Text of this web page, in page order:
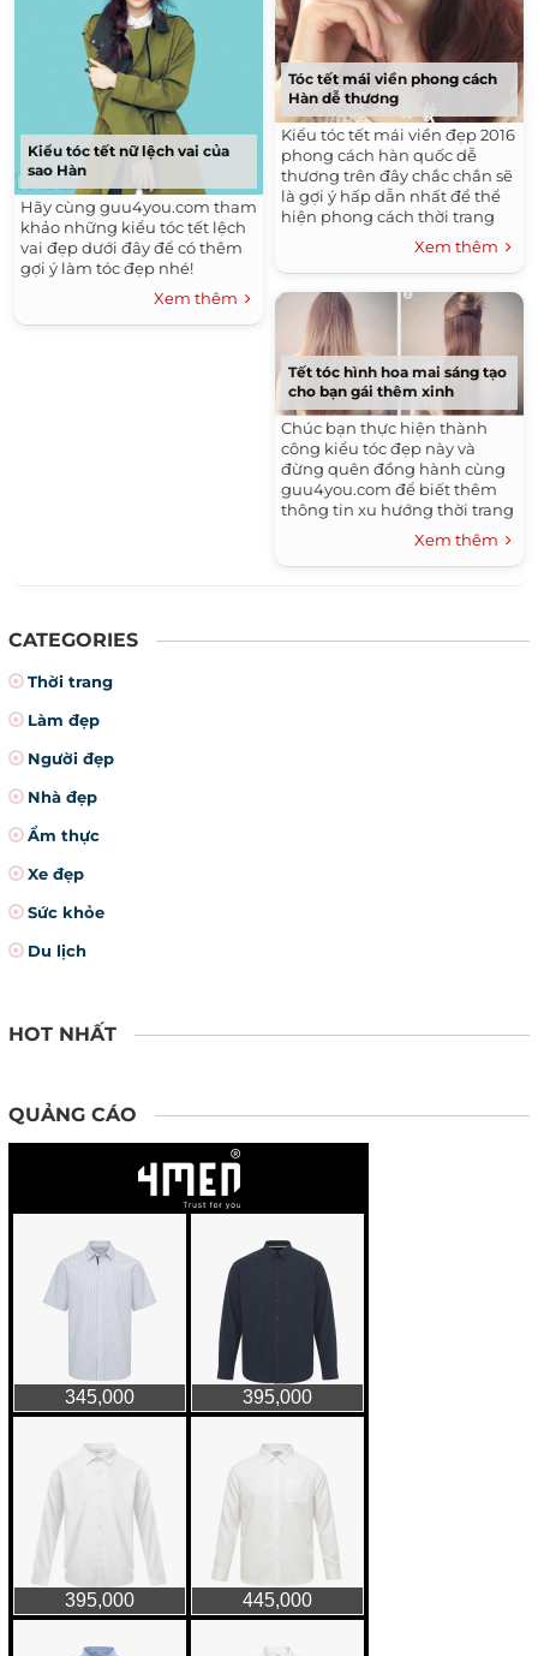
Kiểu tóc tết nữ lệch vai của
sao Hàn
Hãy cùng guu4you.com tham
khảo những kiểu tóc tết lệch
vai đẹp dưới đây để có thêm
gợi ý làm tóc đẹp nhé!
Xem thêm
Tóc tết mái viền phong cách
Hàn dễ thương
Kiểu tóc tết mái viền đẹp 2016
phong cách hàn quốc dễ
thương trên đây chắc chắn sẽ
là gợi ý hấp dẫn nhất để thể
hiện phong cách thời trang
mùa hè phải không nào.
Xem thêm
Tết tóc hình hoa mai sáng tạo
cho bạn gái thêm xinh
Chúc bạn thực hiện thành
công kiểu tóc đẹp này và
đừng quên đồng hành cùng
guu4you.com để biết thêm
thông tin xu hướng thời trang
mới nhất trong năm nhé.
Xem thêm
CATEGORIES
Thời trang
Làm đẹp
Người đẹp
Nhà đẹp
Ẩm thực
Xe đẹp
Sức khỏe
Du lịch
HOT NHẤT
QUẢNG CÁO